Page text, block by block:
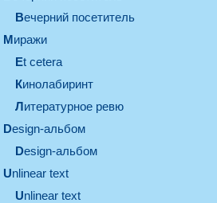
вечерний посетитель
миражи
et cetera
кинолабиринт
литературное ревю
design-альбом
design-альбом
unlinear text
Unlinear text